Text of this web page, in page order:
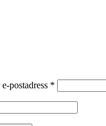
postadress *